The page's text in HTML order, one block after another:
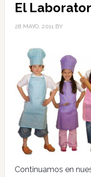
El
28 MAYO, 2011BY
Continuamos en